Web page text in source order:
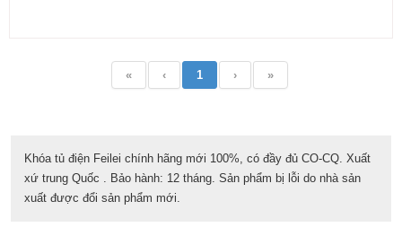
« ‹ 1 › »
Khóa tủ điện Feilei chính hãng mới 100%, có đầy đủ CO-CQ. Xuất
xứ trung Quốc . Bảo hành: 12 tháng. Sản phẩm bị lỗi do nhà sản
xuất được đổi sản phẩm mới.